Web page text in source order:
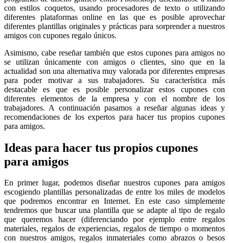
con estilos coquetos, usando procesadores de texto o utilizando
diferentes plataformas online en las que es posible aprovechar
diferentes plantillas originales y prácticas para sorprender a nuestros
amigos con cupones regalo únicos.
Asimismo, cabe reseñar también que estos cupones para amigos no
se utilizan únicamente con amigos o clientes, sino que en la
actualidad son una alternativa muy valorada por diferentes empresas
para poder motivar a sus trabajadores. Su característica más
destacable es que es posible personalizar estos cupones con
diferentes elementos de la empresa y con el nombre de los
trabajadores. A continuación pasamos a reseñar algunas ideas y
recomendaciones de los expertos para hacer tus propios cupones
para amigos.
Ideas para hacer tus propios cupones
para amigos
En primer lugar, podemos diseñar nuestros cupones para amigos
escogiendo plantillas personalizadas de entre los miles de modelos
que podremos encontrar en Internet. En este caso simplemente
tendremos que buscar una plantilla que se adapte al tipo de regalo
que queremos hacer (diferenciando por ejemplo entre regalos
materiales, regalos de experiencias, regalos de tiempo o momentos
con nuestros amigos, regalos inmateriales como abrazos o besos